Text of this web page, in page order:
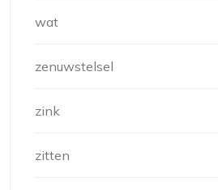
wat
zenuwstelsel
zink
zitten